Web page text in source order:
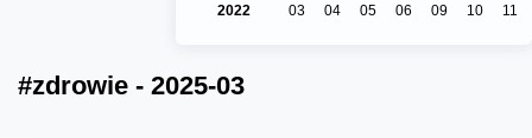
2022
03 04 05 06 09 10 11
#zdrowie - 2025-03